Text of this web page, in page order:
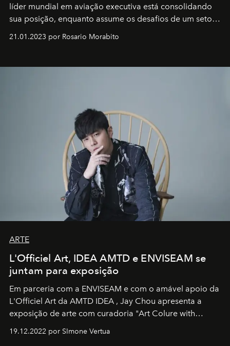
líder mundial em aviação executiva está consolidando
sua posição, enquanto assume os desafios de um setor
em rápida evolução e redefinindo o conceito de luxo
21.01.2023 por Rosario Morabito
ARTE
L'Officiel Art, IDEA AMTD e ENVISEAM se
juntam para exposição
Em parceria com a ENVISEAM e com o amável apoio da
L'Officiel Art da AMTD IDEA , Jay Chou apresenta a
exposição de arte com curadoria "Art Colure with
19.12.2022 por SImone Vertua